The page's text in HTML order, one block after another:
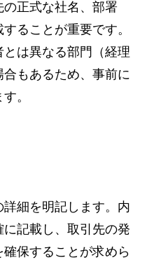
正式な社名、部署
ることが重要です。
は異なる部門（経理
もあるため、事前に
。
細を明記します。内
記載し、取引先の発
保することが求めら